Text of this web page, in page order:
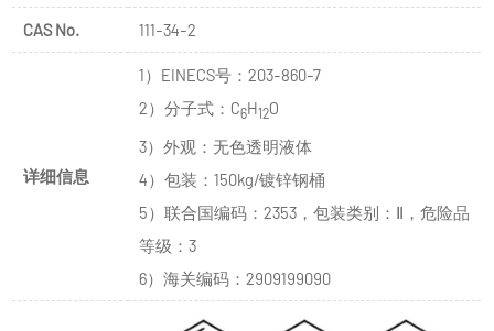
CAS No. 111-34-2
详细信息
1）EINECS号：203-860-7
2）分子式：C6H12O
3）外观：无色透明液体
4）包装：150kg/镀锌钢桶
5）联合国编码：2353，包装类别：Ⅱ，危险品
等级：3
6）海关编码：2909199090